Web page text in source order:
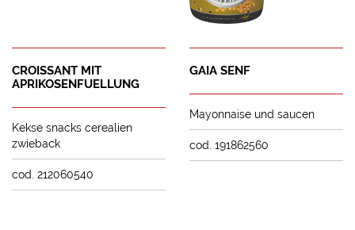
CROISSANT MIT
APRIKOSENFUELLUNG
Kekse snacks cerealien
zwieback
cod. 212060540
GAIA SENF
Mayonnaise und saucen
cod. 191862560